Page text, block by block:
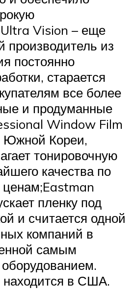
Vision – еще
производитель из
постоянно
старается
все более
и продуманные
Window Film
Южной Кореи,
тонировочную
качества по
ценам;Eastman
пленку под
и считается одной
компаний в
самым
находится в США.